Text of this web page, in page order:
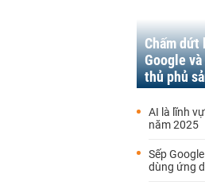
Chấm dứt
Google
thủ phủ
AI là lĩnh
năm 2025
Sếp
dùng ứng